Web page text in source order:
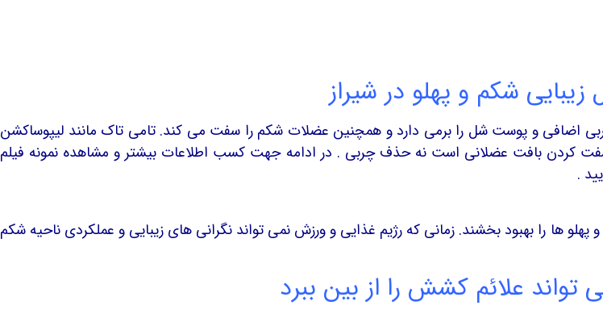
زیبایی شکم و پهلو در شیراز
اضافی و پوست شل را برمی دارد و همچنین عضلات شکم را سفت می کند. تامی تاک مانند لیپوساکشن
کردن بافت عضلانی است نه حذف چربی . در ادامه جهت کسب اطلاعات بیشتر و مشاهده نمونه فیلم
.
ها را بهبود بخشند. زمانی که رژیم غذایی و ورزش نمی تواند نگرانی های زیبایی و عملکردی ناحیه شکم
علائم کشش را از بین ببرد